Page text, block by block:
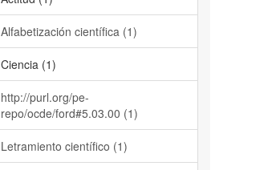
Alfabetización científica (1)
Ciencia (1)
http://purl.org/pe-
repo/ocde/ford#5.03.00 (1)
Letramiento científico (1)